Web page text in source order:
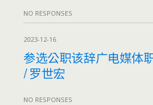
NO RESPONSES
2023-12-16
参选公职该辞广电媒体
/ 罗世宏
NO RESPONSES